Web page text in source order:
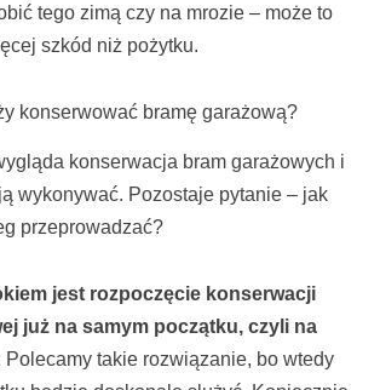
tego zimą czy na mrozie – może to
szkód niż pożytku.
konserwować bramę garażową?
konserwacja bram garażowych i
wykonywać. Pozostaje pytanie – jak
przeprowadzać?
jest rozpoczęcie konserwacji
już na samym początku, czyli na
Polecamy takie rozwiązanie, bo wtedy